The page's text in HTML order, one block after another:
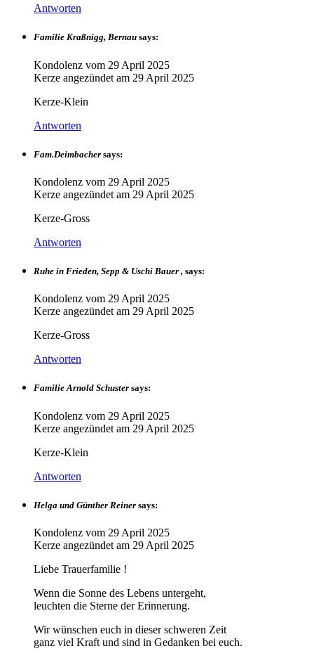
Antworten
Familie Kraßnigg, Bernau says:
Kondolenz vom 29 April 2025
Kerze angezündet am 29 April 2025
Kerze-Klein
Antworten
Fam.Deimbacher says:
Kondolenz vom 29 April 2025
Kerze angezündet am 29 April 2025
Kerze-Gross
Antworten
Ruhe in Frieden, Sepp & Uschi Bauer , says:
Kondolenz vom 29 April 2025
Kerze angezündet am 29 April 2025
Kerze-Gross
Antworten
Familie Arnold Schuster says:
Kondolenz vom 29 April 2025
Kerze angezündet am 29 April 2025
Kerze-Klein
Antworten
Helga und Günther Reiner says:
Kondolenz vom 29 April 2025
Kerze angezündet am 29 April 2025
Liebe Trauerfamilie !
Wenn die Sonne des Lebens untergeht,
leuchten die Sterne der Erinnerung.
Wir wünschen euch in dieser schweren Zeit
ganz viel Kraft und sind in Gedanken bei euch.